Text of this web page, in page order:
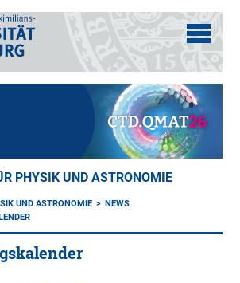
PHYSIK UND ASTRONOMIE
UND ASTRONOMIE
NEWS